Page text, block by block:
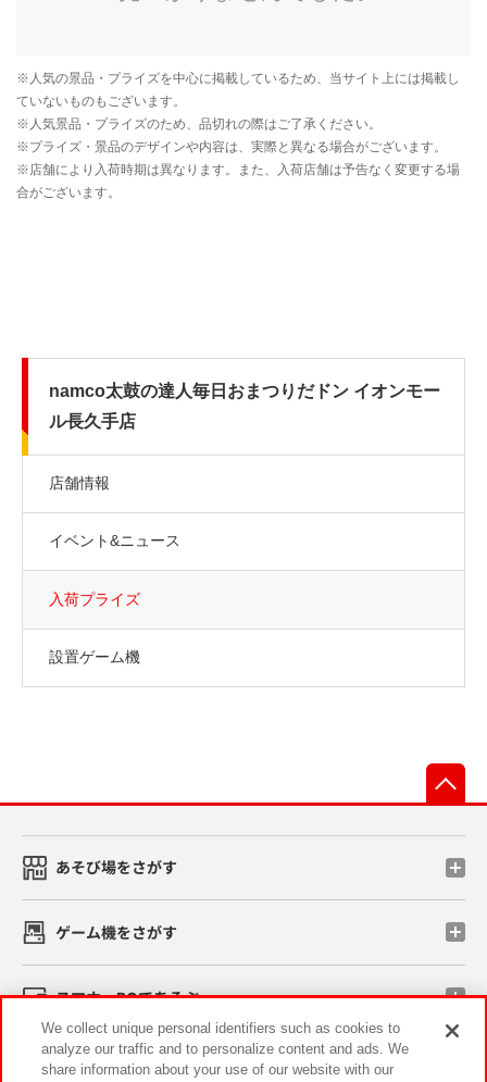
namco太鼓の達人毎日おまつりだドン イオンモー
ル長久手店
店舗情報
イベント&ニュース
入荷プライズ
設置ゲーム機
あそび場をさがす
ゲーム機をさがす
スマホ・PCであそぶ
イベント・キャンペーン
We collect unique personal identifiers such as cookies to
analyze our traffic and to personalize content and ads. We
share information about your use of our website with our